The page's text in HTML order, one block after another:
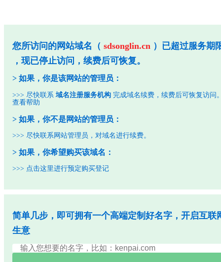
您所访问的网站域名（sdsonglin.cn ）已超过服务期
，现已停止访问，续费后可恢复。
> 如果，你是该网站的管理员：
>>> 尽快联系域名注册服务机构 完成域名续费，续费后可恢复访问
查看帮助
> 如果，你不是网站的管理员：
>>> 尽快联系网站管理员，对域名进行续费。
> 如果，你希望购买该域名：
>>> 点击这里进行预定购买登记
简单几步，即可拥有一个高端定制好名字，开启互联
生意